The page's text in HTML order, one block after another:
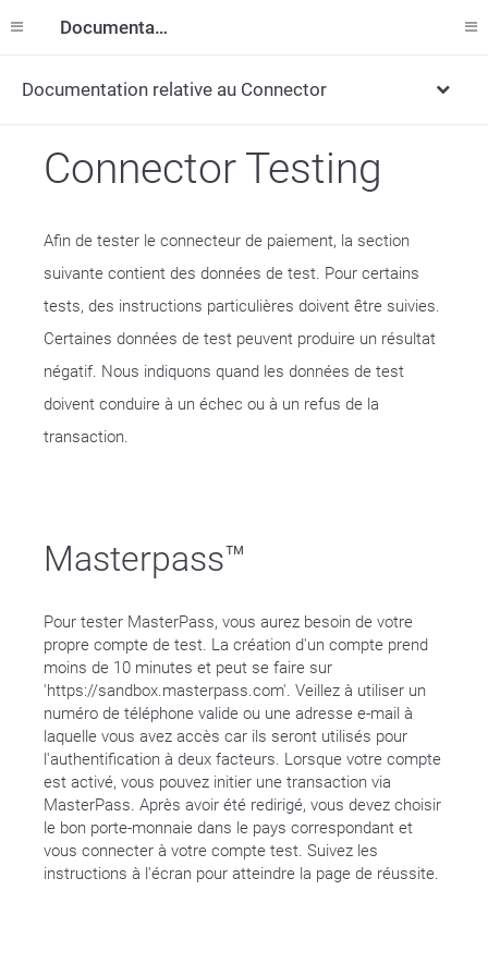
Documentation
Documentation relative au Connector
Connector Testing
Afin de tester le connecteur de paiement, la section
suivante contient des données de test. Pour certains
tests, des instructions particulières doivent être suivies.
Certaines données de test peuvent produire un résultat
négatif. Nous indiquons quand les données de test
doivent conduire à un échec ou à un refus de la
transaction.
Masterpass™
Pour tester MasterPass, vous aurez besoin de votre
propre compte de test. La création d'un compte prend
moins de 10 minutes et peut se faire sur
'https://sandbox.masterpass.com'. Veillez à utiliser un
numéro de téléphone valide ou une adresse e-mail à
laquelle vous avez accès car ils seront utilisés pour
l'authentification à deux facteurs. Lorsque votre compte
est activé, vous pouvez initier une transaction via
MasterPass. Après avoir été redirigé, vous devez choisir
le bon porte-monnaie dans le pays correspondant et
vous connecter à votre compte test. Suivez les
instructions à l'écran pour atteindre la page de réussite.